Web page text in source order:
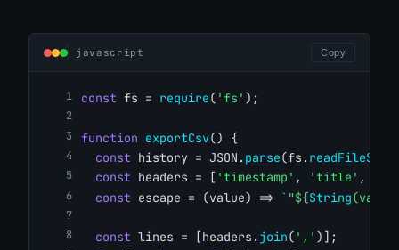
javascript Copy
const fs = require( 'fs' );
function exportCsv() {
const history = JSON. parse(fs. readFileSync
const headers = [ 'timestamp' , 'title' ,
const escape = (value) => `"${String
const lines = [headers. join( ',' )];